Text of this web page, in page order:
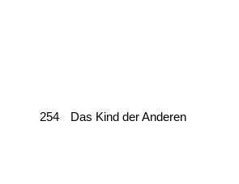
254 Das Kind der Anderen